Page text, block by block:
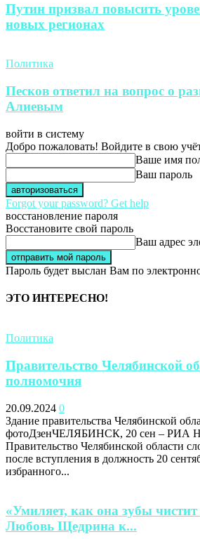
Путин призвал повысить
новых регионах
Политика
Песков ответил на вопрос о
Алиевым
войти в систему
Добро пожаловать! Войдите в свою
Ваше имя
Ваш пароль
Forgot your password? Get help
восстановление пароля
Восстановите свой пароль
Ваш адрес
Пароль будет выслан Вам по
ЭТО ИНТЕРЕСНО!
Политика
Правительство Челябинской
полномочия
20.09.2024 0
Здание правительства Челябинской
фотоДзенЧЕЛЯБИНСК, 20 сен – РИА
Правительство Челябинской области
после вступления в должность 20
избранного...
«Умиляет, как она зубы чистит
Любовь Щедрина к...